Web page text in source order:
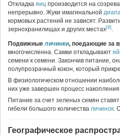
Откладка яиц производится на
непрерывно. Жуки имагинальной
кормовых растений не зависят.
зернохранилищах и других местах[8] .
Подвижные личинки, поедающие за
многочисленна. Самки откладывают
семени к семени. Закончив питание,
полупрозрачный кокон, который
В физиологическом отношении
них уже завершен процесс
Питание за счет зеленых семян
гибели большого количества личинок.
Географическое